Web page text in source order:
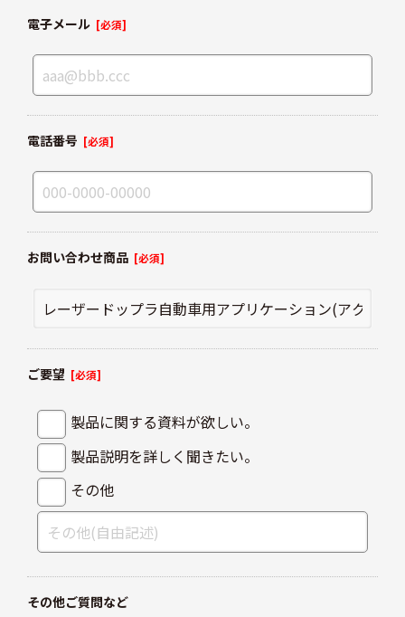
電子メール [必須]
電話番号 [必須]
お問い合わせ商品 [必須]
ご要望 [必須]
製品に関する資料が欲しい。
製品説明を詳しく聞きたい。
その他
その他ご質問など